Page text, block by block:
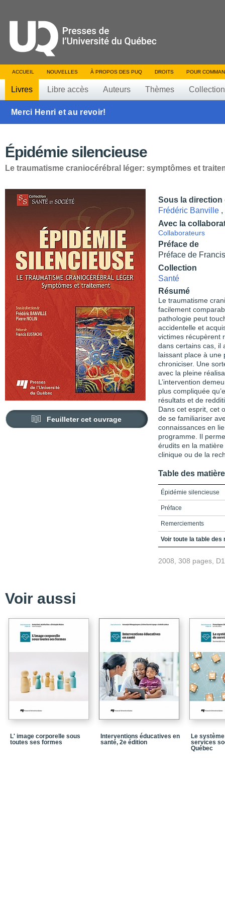
ACCUEIL NOUVELLES À PROPOS DES PUQ DROITS POUR
Livres Libre accès Auteurs Thèmes
Merci Henri et au revoir!
Épidémie silencieuse
Le traumatisme craniocérébral léger: symptômes et
Feuilleter cet ouvrage
Sous la direction
Frédéric Banville ,
Avec la
Collaborateurs
Préface de
Préface de
Collection
Santé
Résumé
Le traumatisme
facilement
pathologie peut
accidentelle et
victimes récupèrent
dans certains cas, il
laissant place à
chroniciser. Une
avec la pleine
L’intervention
plus compliquée
résultats et de
Dans cet esprit, cet
de se familiariser
connaissances en
programme. Il
érudits en la
clinique ou de la
Table des
Épidémie silencieuse
Préface
Remerciements
Table des matières
Chapitre 3 -
symptômes physiques
TCC léger
Chapitre 5 - L'impact
Chapitre 6 -
un traumatisme
Partie 2
Voir toute la table des
2008, 308 pages,
Voir aussi
L' image corporelle sous
toutes ses formes
Interventions éducatives en
santé, 2e édition
Le
services
Québec